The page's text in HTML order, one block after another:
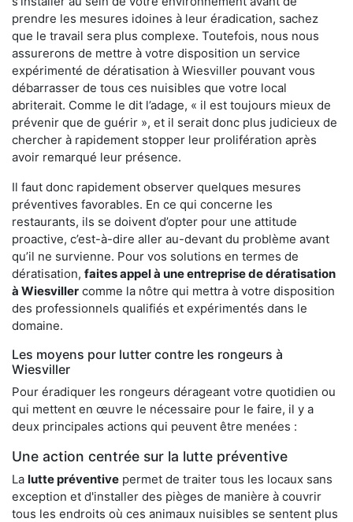
prendre les mesures idoines à leur éradication, sachez
que le travail sera plus complexe. Toutefois, nous nous
assurerons de mettre à votre disposition un service
expérimenté de dératisation à Wiesviller pouvant vous
débarrasser de tous ces nuisibles que votre local
abriterait. Comme le dit l’adage, « il est toujours mieux de
prévenir que de guérir », et il serait donc plus judicieux de
chercher à rapidement stopper leur prolifération après
avoir remarqué leur présence.
Il faut donc rapidement observer quelques mesures
préventives favorables. En ce qui concerne les
restaurants, ils se doivent d’opter pour une attitude
proactive, c’est-à-dire aller au-devant du problème avant
qu’il ne survienne. Pour vos solutions en termes de
dératisation, faites appel à une entreprise de dératisation
à Wiesviller comme la nôtre qui mettra à votre disposition
des professionnels qualifiés et expérimentés dans le
domaine.
Les moyens pour lutter contre les rongeurs à
Wiesviller
Pour éradiquer les rongeurs dérageant votre quotidien ou
qui mettent en œuvre le nécessaire pour le faire, il y a
deux principales actions qui peuvent être menées :
Une action centrée sur la lutte préventive
La lutte préventive permet de traiter tous les locaux sans
exception et d'installer des pièges de manière à couvrir
tous les endroits où ces animaux nuisibles se sentent plus